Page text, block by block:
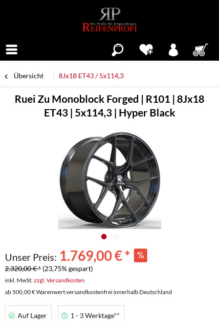
Übersicht 8Jx18 ET43 / 5x114,3
Ruei Zu Monoblock Forged | R101 | 8Jx18
ET43 | 5x114,3 | Hyper Black
Unser Preis: 1.769,00 € *
2.320,00 € * (23,75% gespart)
inkl. MwSt. zzgl. Versandkosten
ab 500,00 € Warenwert versandkostenfrei innerhalb Deutschland
Auf Lager 1 - 3 Werktage**